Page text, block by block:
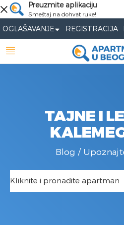
Preuzmite aplikaciju
Smeštaj na dohvat ruke!
OGLAŠAVANJE REGISTRACIJA
TAJNE I
Blog /
Kliknite i pronađite apartman